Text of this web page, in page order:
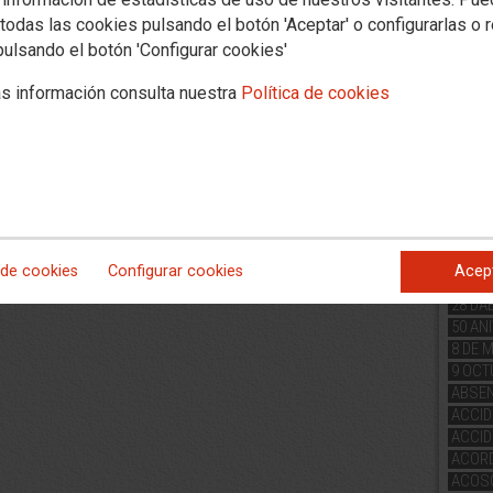
las cookies pulsando el botón 'Aceptar' o configurarlas o
el botón 'Configurar cookies'
información consulta nuestra Política de cookies
cookies Configurar cookies
de
1 DE
25 DE
28
50
8 DE
9